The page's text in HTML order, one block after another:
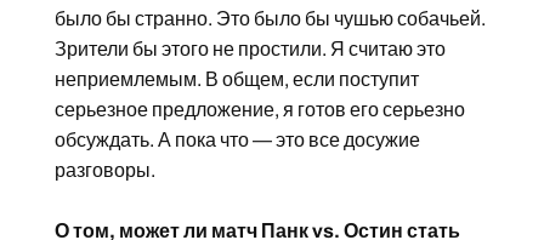
было бы странно. Это было бы чушью собачьей.
Зрители бы этого не простили. Я считаю это
неприемлемым. В общем, если поступит
серьезное предложение, я готов его серьезно
обсуждать. А пока что — это все досужие
разговоры.
О том, может ли матч Панк vs. Остин стать